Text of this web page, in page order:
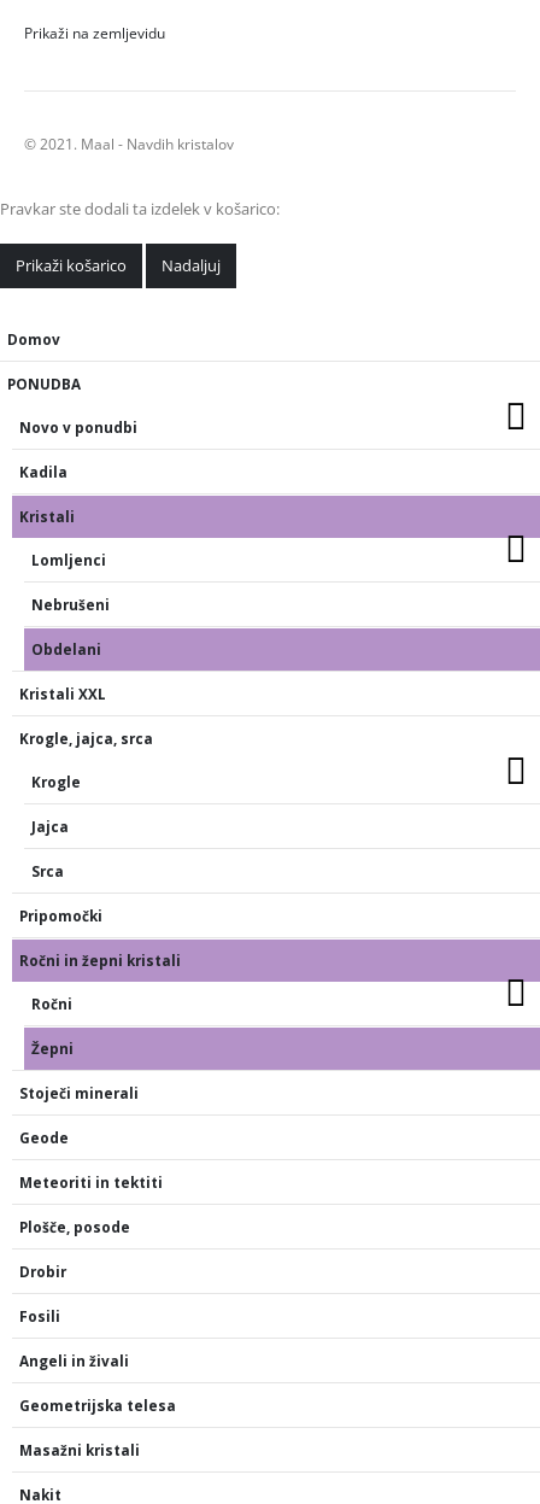
Prikaži na zemljevidu
© 2021. Maal - Navdih kristalov
Pravkar ste dodali ta izdelek v košarico:
Prikaži košarico Nadaljuj
Domov
PONUDBA
Novo v ponudbi
Kadila
Kristali
Lomljenci
Nebrušeni
Obdelani
Kristali XXL
Krogle, jajca, srca
Krogle
Jajca
Srca
Pripomočki
Ročni in žepni kristali
Ročni
Žepni
Stoječi minerali
Geode
Meteoriti in tektiti
Plošče, posode
Drobir
Fosili
Angeli in živali
Geometrijska telesa
Masažni kristali
Nakit